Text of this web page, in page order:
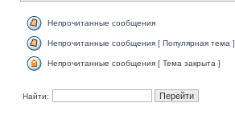
Непрочитанные сообщения
Непрочитанные сообщения [ Популярная тема ]
Непрочитанные сообщения [ Тема закрыта ]
Найти: